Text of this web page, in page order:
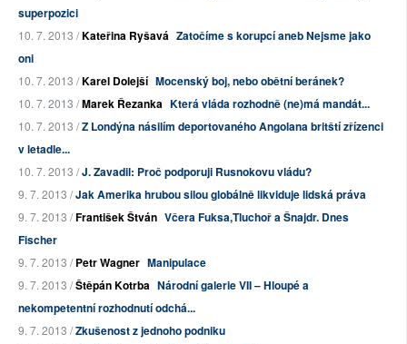
superpozici
10. 7. 2013 /Kateřina Ryšavá Zatočíme s korupcí aneb Nejsme jako
oni
10. 7. 2013 /Karel Dolejší Mocenský boj, nebo obětní beránek?
10. 7. 2013 /Marek Řezanka Která vláda rozhodně (ne)má mandát...
10. 7. 2013 /Z Londýna násilím deportovaného Angolana britští zřízenci
v letadle...
10. 7. 2013 /J. Zavadil: Proč podporuji Rusnokovu vládu?
9. 7. 2013 /Jak Amerika hrubou silou globálně likviduje lidská práva
9. 7. 2013 /František Štván Včera Fuksa,Tluchoř a Šnajdr. Dnes
Fischer
9. 7. 2013 /Petr Wagner Manipulace
9. 7. 2013 /Štěpán Kotrba Národní galerie VII – Hloupé a
nekompetentní rozhodnutí odchá...
9. 7. 2013 /Zkušenost z jednoho podniku